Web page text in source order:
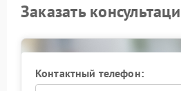
Заказать
Контактный телефон: